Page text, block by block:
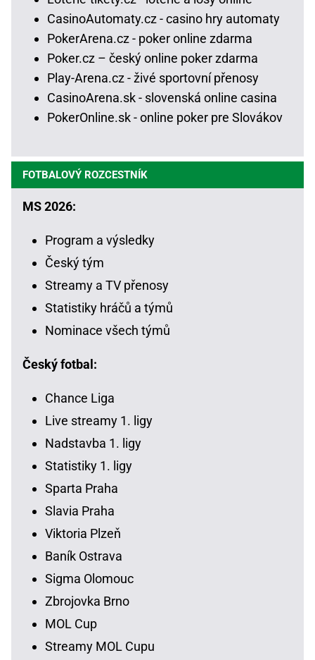
CasinoAutomaty.cz - casino hry automaty
PokerArena.cz - poker online zdarma
Poker.cz – český online poker zdarma
Play-Arena.cz - živé sportovní přenosy
CasinoArena.sk - slovenská online casina
PokerOnline.sk - online poker pre Slovákov
FOTBALOVÝ ROZCESTNÍK
MS 2026:
Program a výsledky
Český tým
Streamy a TV přenosy
Statistiky hráčů a týmů
Nominace všech týmů
Český fotbal:
Chance Liga
Live streamy 1. ligy
Nadstavba 1. ligy
Statistiky 1. ligy
Sparta Praha
Slavia Praha
Viktoria Plzeň
Baník Ostrava
Sigma Olomouc
Zbrojovka Brno
MOL Cup
Streamy MOL Cupu